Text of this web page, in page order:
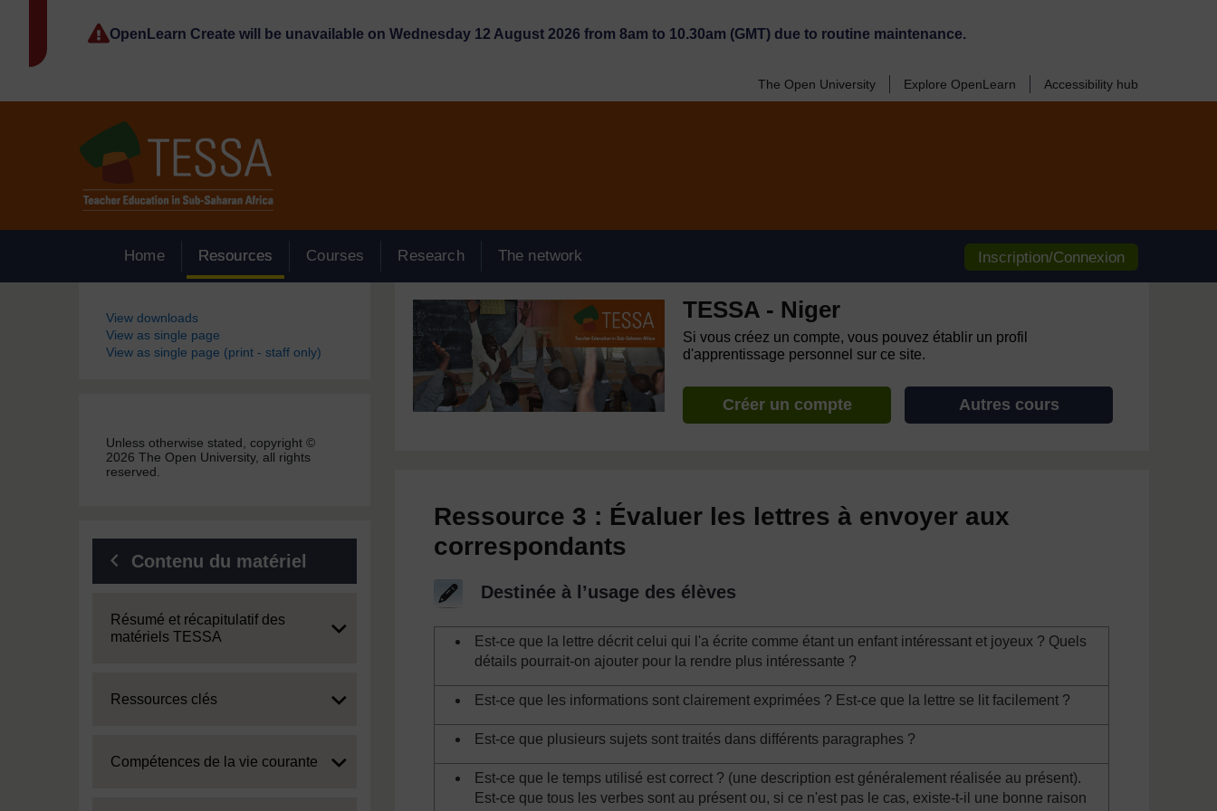
OpenLearn Create will be unavailable on Wednesday 12 August 2026 from 8am to 10.30am (GMT) due to routine maintenance.
The Open University Explore OpenLearn Accessibility hub
Home Resources Courses Research The network Inscription/Connexion
Blocs
View downloads
View as single page
View as single page (print - staff only)
Unless otherwise stated, copyright ©
2026 The Open University, all rights
reserved.
Contenu du matériel
Expand
Résumé et récapitulatif des
matériels TESSA
Expand
Ressources clés
Expand
Compétences de la vie courante
TESSA - Niger
Si vous créez un compte, vous pouvez établir un profil
d'apprentissage personnel sur ce site.
Créer un compte Autres cours
Ressource 3 : Évaluer les lettres à envoyer aux
correspondants
Destinée à l’usage des élèves
Est-ce que la lettre décrit celui qui l'a écrite comme étant un enfant intéressant et joyeux ? Quels
détails pourrait-on ajouter pour la rendre plus intéressante ?
Est-ce que les informations sont clairement exprimées ? Est-ce que la lettre se lit facilement ?
Est-ce que plusieurs sujets sont traités dans différents paragraphes ?
Est-ce que le temps utilisé est correct ? (une description est généralement réalisée au présent).
Est-ce que tous les verbes sont au présent ou, si ce n'est pas le cas, existe-t-il une bonne raison